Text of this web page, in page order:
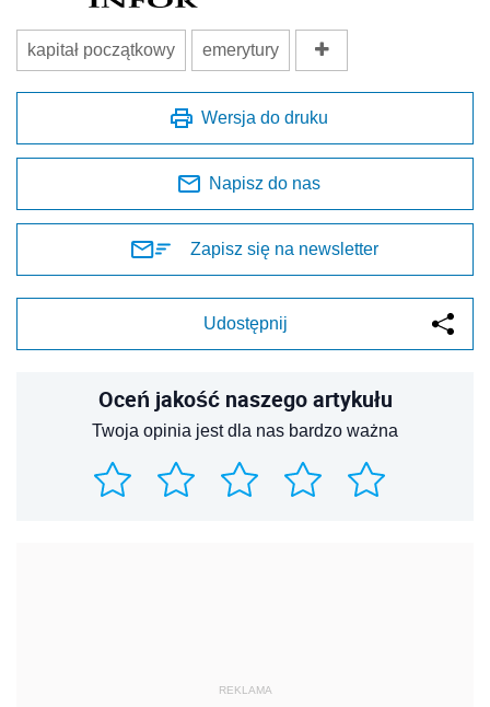
kapitał początkowy emerytury
Wersja do druku
Napisz do nas
Zapisz się na newsletter
Udostępnij
Oceń jakość naszego artykułu
Twoja opinia jest dla nas bardzo ważna
REKLAMA